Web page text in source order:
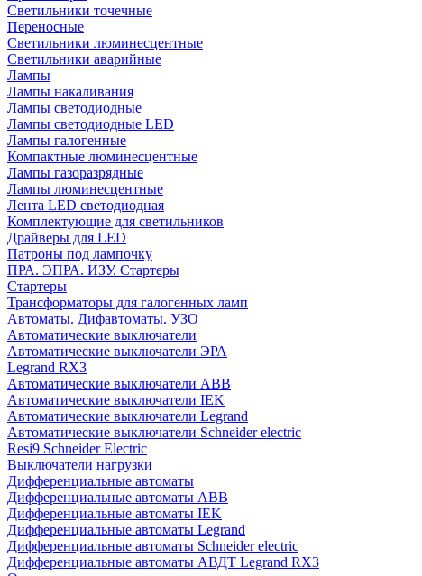
Cветильники точечные
Переносные
Светильники люминесцентные
Светильники аварийные
Лампы
Лампы накаливания
Лампы светодиодные
Лампы светодиодные LED
Лампы галогенные
Компактные люминесцентные
Лампы газоразрядные
Лампы люминесцентные
Лента LED светодиодная
Комплектующие для светильников
Драйверы для LED
Патроны под лампочку
ПРА. ЭПРА. ИЗУ. Стартеры
Стартеры
Трансформаторы для галогенных ламп
Автоматы. Дифавтоматы. УЗО
Автоматические выключатели
Автоматические выключатели ЭРА
Legrand RX3
Автоматические выключатели ABB
Автоматические выключатели IEK
Автоматические выключатели Legrand
Автоматические выключатели Schneider electric
Resi9 Schneider Electric
Выключатели нагрузки
Дифференциальные автоматы
Дифференциальные автоматы ABB
Дифференциальные автоматы IEK
Дифференциальные автоматы Legrand
Дифференциальные автоматы Schneider electric
Дифференциальные автоматы АВДТ Legrand RX3